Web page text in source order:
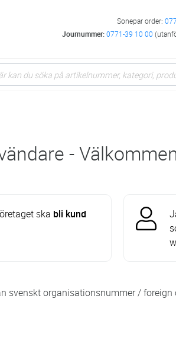
Sonepar order:
Journummer:0771-39 10 00
-
ska bli kund
svenskt organisationsnummer / foreign